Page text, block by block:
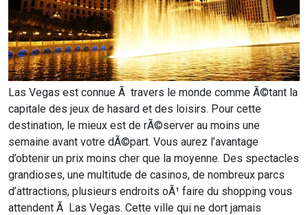
Las Vegas est connue Ã travers le monde comme Ã©tant la
capitale des jeux de hasard et des loisirs. Pour cette
destination, le mieux est de rÃ©server au moins une
semaine avant votre dÃ©part. Vous aurez l’avantage
d’obtenir un prix moins cher que la moyenne. Des spectacles
grandioses, une multitude de casinos, de nombreux parcs
d’attractions, plusieurs endroits oÃ¹ faire du shopping vous
attendent Ã Las Vegas. Cette ville qui ne dort jamais